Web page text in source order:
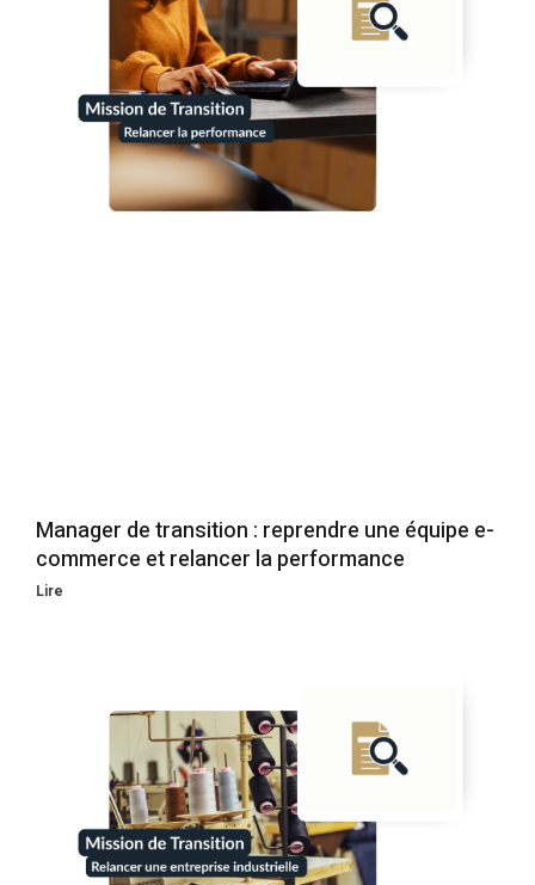
Manager de transition : reprendre une équipe e-
commerce et relancer la performance
Lire